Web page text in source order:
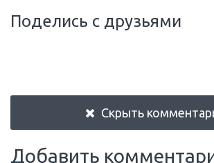
Поделись с друзьями
Скрыть
Добавить